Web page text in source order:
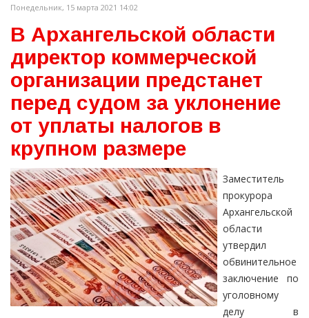
Понедельник, 15 марта 2021 14:02
В Архангельской области
директор коммерческой
организации предстанет
перед судом за уклонение
от уплаты налогов в
крупном размере
Заместитель
прокурора
Архангельской
области
утвердил
обвинительное
заключение по
уголовному
делу в